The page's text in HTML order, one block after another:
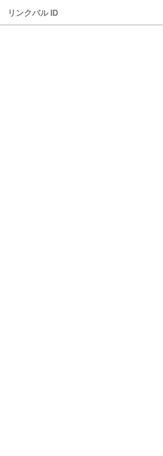
リンクバル ID